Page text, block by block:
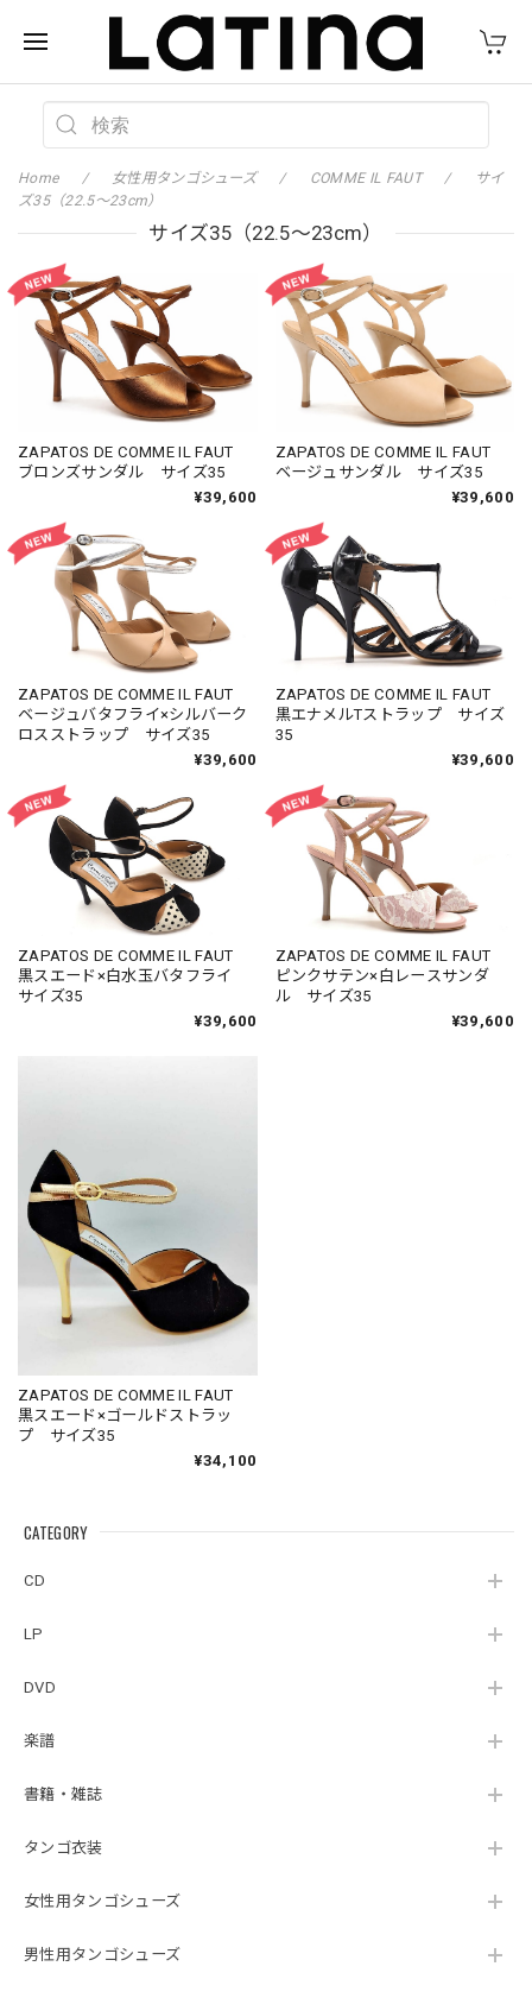
CATEGORY
CD
LP
DVD
楽譜
書籍・雑誌
タンゴ衣装
女性用タンゴシューズ
男性用タンゴシューズ
Home 女性用タンゴシューズ COMME IL FAUT
サイ
ズ35（22.5〜23cm）
サイズ35（22.5〜23cm）
ZAPATOS DE COMME IL FAUT
ブロンズサンダル サイズ35
¥39,600
ZAPATOS DE COMME IL FAUT
ベージュサンダル サイズ35
¥39,600
ZAPATOS DE COMME IL FAUT
ベージュバタフライ×シルバーク
ロスストラップ サイズ35
¥39,600
ZAPATOS DE COMME IL FAUT
黒エナメルTストラップ サイズ
35
¥39,600
ZAPATOS DE COMME IL FAUT
黒スエード×白水玉バタフライ
サイズ35
¥39,600
ZAPATOS DE COMME IL FAUT
ピンクサテン×白レースサンダ
ル サイズ35
¥39,600
ZAPATOS DE COMME IL FAUT
黒スエード×ゴールドストラッ
プ サイズ35
¥34,100